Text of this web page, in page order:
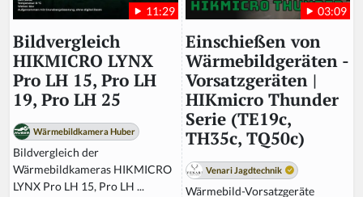
11:29
Bildvergleich
HIKMICRO LYNX
Pro LH 15, Pro LH
19, Pro LH 25
Wärmebildkamera Huber
Bildvergleich der
Wärmebildkameras HIKMICRO
LYNX Pro LH 15, Pro LH ...
03:09
Einschießen von
Wärmebildgeräten -
Vorsatzgeräten |
HIKmicro Thunder
Serie (TE19c,
TH35c, TQ50c)
Venari Jagdtechnik
Wärmebild-Vorsatzgeräte